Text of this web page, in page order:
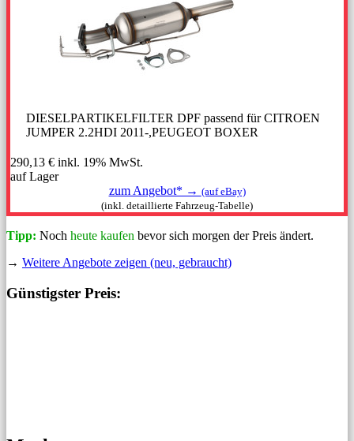
DIESELPARTIKELFILTER DPF passend für CITROEN
JUMPER 2.2HDI 2011-,PEUGEOT BOXER
290,13 € inkl. 19% MwSt.
auf Lager
zum Angebot* → (auf eBay)
(inkl. detaillierte Fahrzeug-Tabelle)
Tipp: Noch heute kaufen bevor sich morgen der Preis ändert.
→ Weitere Angebote zeigen (neu, gebraucht)
Günstigster Preis: